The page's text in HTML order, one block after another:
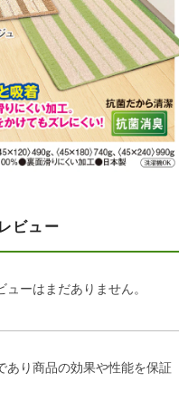
ビュー
ーはまだありません。
り商品の効果や性能を保証